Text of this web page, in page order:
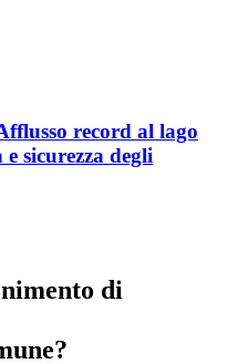
record al lago
sicurezza degli
di